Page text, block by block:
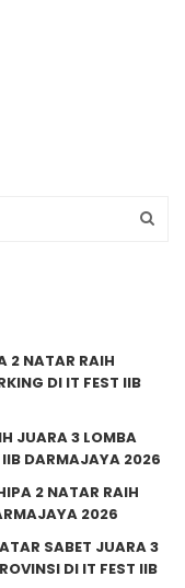
2 NATAR RAIH
DI IT FEST IIB
JUARA 3 LOMBA
IIB DARMAJAYA 2026
2 NATAR RAIH
2026
SABET JUARA 3
DI IT FEST IIB